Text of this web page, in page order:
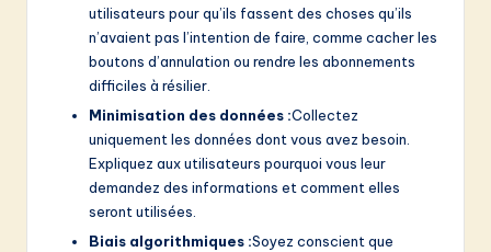
utilisateurs pour qu’ils fassent des choses qu’ils
n’avaient pas l’intention de faire, comme cacher les
boutons d’annulation ou rendre les abonnements
difficiles à résilier.
Minimisation des données :Collectez
uniquement les données dont vous avez besoin.
Expliquez aux utilisateurs pourquoi vous leur
demandez des informations et comment elles
seront utilisées.
Biais algorithmiques :Soyez conscient que